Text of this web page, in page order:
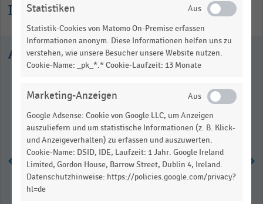
Informationen zur Statistik
Ausgewählte Statistiken
Statistiken
Statistik-Cookies von Matomo On-Premise erfassen
Informationen anonym. Diese Informationen helfen uns zu
verstehen, wie unsere Besucher unsere Website nutzen.
Cookie-Name: _pk_*.* Cookie-Laufzeit: 13 Monate
Marketing-Anzeigen
Google Adsense: Cookie von Google LLC, um Anzeigen
auszuliefern und um statistische Informationen (z. B. Klick-
und Anzeigeverhalten) zu erfassen und auszuwerten.
Cookie-Name: DSID, IDE, Laufzeit: 1 Jahr. Google Ireland
Limited, Gordon House, Barrow Street, Dublin 4, Ireland.
Datenschutzhinweise: https://policies.google.com/privacy?
hl=de